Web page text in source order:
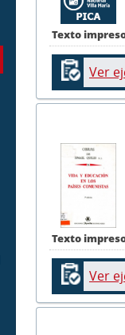
Texto
Ver
Texto
Ver